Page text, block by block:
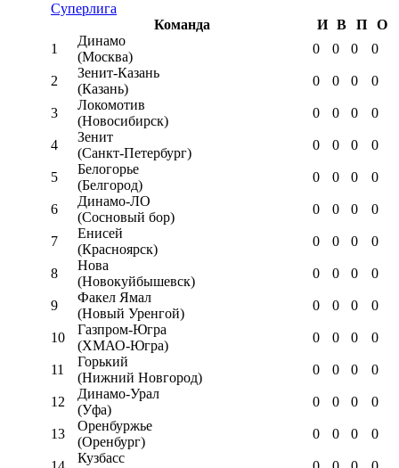
Суперлига
Команда
И В П
О
1
Динамо
(Москва)
0 0 0 0
2
Зенит-Казань
(Казань)
0 0 0 0
3
Локомотив
(Новосибирск)
0 0 0 0
4
Зенит
(Санкт-Петербург)
0 0 0 0
5
Белогорье
(Белгород)
0 0 0 0
6
Динамо-ЛО
(Сосновый бор)
0 0 0 0
7
Енисей
(Красноярск)
0 0 0 0
8
Нова
(Новокуйбышевск)
0 0 0 0
9
Факел Ямал
(Новый Уренгой)
0 0 0 0
10
Газпром-Югра
(ХМАО-Югра)
0 0 0 0
11
Горький
(Нижний Новгород)
0 0 0 0
12
Динамо-Урал
(Уфа)
0 0 0 0
13
Оренбуржье
(Оренбург)
0 0 0 0
Кузбасс